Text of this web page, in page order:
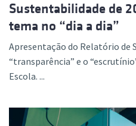
Sustentabilidade de
tema no “dia a dia”
Apresentação do Relatório de
“transparência” e o
Escola. ...